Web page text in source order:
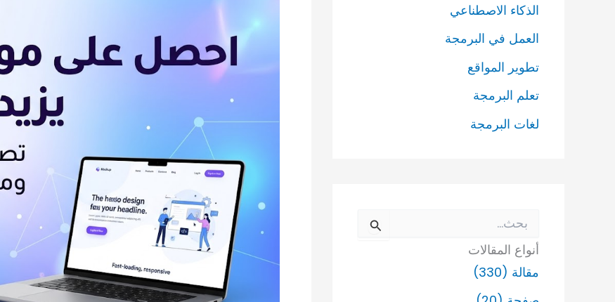
الذكاء الاصطناعي
العمل في البرمجة
تطوير المواقع
تعلم البرمجة
لغات البرمجة
ب
ث
أنواع المقالات
مقالة (330)